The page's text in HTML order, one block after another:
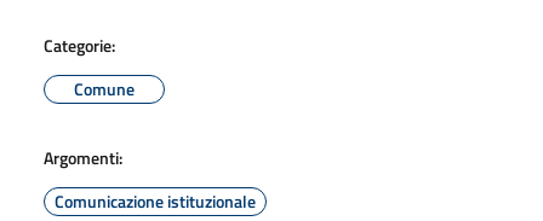
Categorie:
Comune
Argomenti:
Comunicazione istituzionale